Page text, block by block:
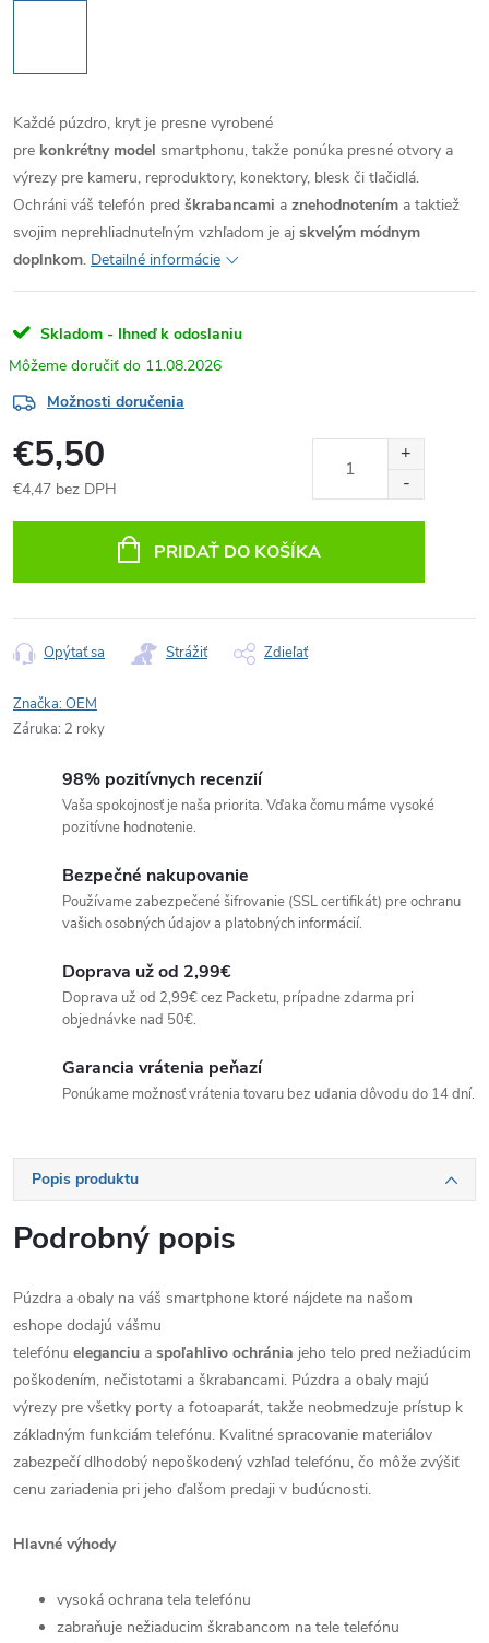
Každé púzdro, kryt je presne vyrobené
pre konkrétny model smartphonu, takže ponúka presné otvory a
výrezy pre kameru, reproduktory, konektory, blesk či tlačidlá.
Ochráni váš telefón pred škrabancami a znehodnotením a taktiež
svojim neprehliadnuteľným vzhľadom je aj skvelým módnym
doplnkom. Detailné informácie
Skladom - Ihneď k odoslaniu
11.08.2026
Možnosti doručenia
€5,50
€4,47 bez DPH
PRIDAŤ DO KOŠÍKA
Opýtať sa Strážiť Zdieľať
Značka:OEM
Záruka: 2 roky
98% pozitívnych recenzií
Vaša spokojnosť je naša priorita. Vďaka čomu máme vysoké
pozitívne hodnotenie.
Bezpečné nakupovanie
Používame zabezpečené šifrovanie (SSL certifikát) pre ochranu
vašich osobných údajov a platobných informácií.
Doprava už od 2,99€
Doprava už od 2,99€ cez Packetu, prípadne zdarma pri
objednávke nad 50€.
Garancia vrátenia peňazí
Ponúkame možnosť vrátenia tovaru bez udania dôvodu do 14 dní.
Popis produktu
Podrobný popis
Púzdra a obaly na váš smartphone ktoré nájdete na našom
eshope dodajú vášmu
telefónu eleganciu a spoľahlivo ochránia jeho telo pred nežiadúcim
poškodením, nečistotami a škrabancami. Púzdra a obaly majú
výrezy pre všetky porty a fotoaparát, takže neobmedzuje prístup k
základným funkciám telefónu. Kvalitné spracovanie materiálov
zabezpečí dlhodobý nepoškodený vzhľad telefónu, čo môže zvýšiť
cenu zariadenia pri jeho ďalšom predaji v budúcnosti.
Hlavné výhody
vysoká ochrana tela telefónu
zabraňuje nežiaducim škrabancom na tele telefónu